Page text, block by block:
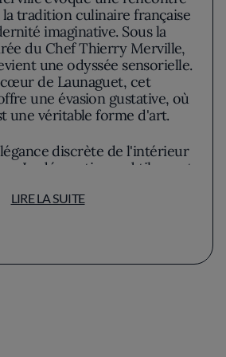
tradition culinaire française
imaginative. Sous la
du Chef Thierry Merville,
une odyssée sensorielle.
de Launaguet, cet
une évasion gustative, où
une véritable forme d'art.
discrète de l'intérieur
La décoration, subtilement
Le choix des matériaux,
une histoire, une ode aux
LIRE LA SUITE